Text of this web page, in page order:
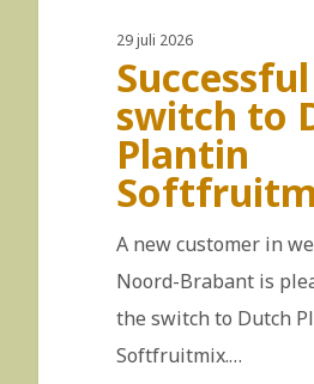
29 juli 2026
Successful
switch to
Plantin
A new customer in
Noord-Brabant is
the switch to Dutch
Softfruitmix.…